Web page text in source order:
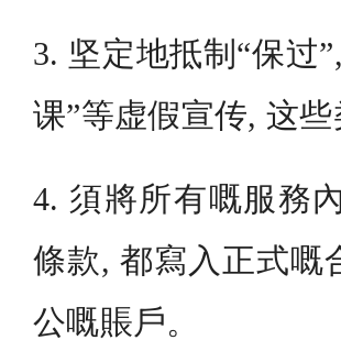
3. 坚定地抵制“保过
课”等虚假宣传, 这
4. 須將所有嘅服務
條款, 都寫入正式嘅
公嘅賬戶。